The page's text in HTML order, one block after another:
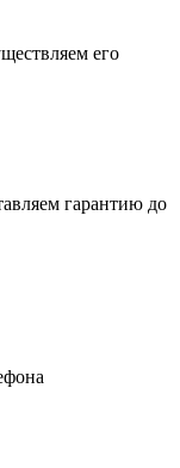
его
гарантию до